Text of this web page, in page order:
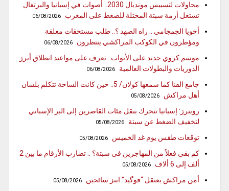
محاولات لتسييس مونديال 2030.. أصوات في إسبانيا والبرتغال
تستغل أزمة سبتة المحتلة للضغط على المغرب
06/08/2026
أخويا الجمجامي .. راه الصهد ؟.. طلب مستحقات معلقة
ومؤطرون في الكوكب المراكشي ينتظرون
06/08/2026
موسم كروي جديد على الأبواب.. تعرف على مواعيد انطلاق أبرز
الدوريات والبطولات العالمية
06/08/2026
جامع الفنا كما سمعها كولان/ 5.. حين كانت الساحة تتكلم بلسان
أهل مراكش
05/08/2026
رويترز: إسبانيا تتحرك بنقل مئات القاصرين إلى البر الإسباني
لتخفيف الضغط عن سبتة
05/08/2026
توقعات طقس يوم غد الخميس 05/08/2026
كم بقي فعلاً من المهاجرين في سبتة؟ .. تضارب الأرقام ما بين 2
ألف إلى 6 ألاف
05/08/2026
أمن مراكش يعتقل “فوگيد” ابتز سائحين 05/08/2026